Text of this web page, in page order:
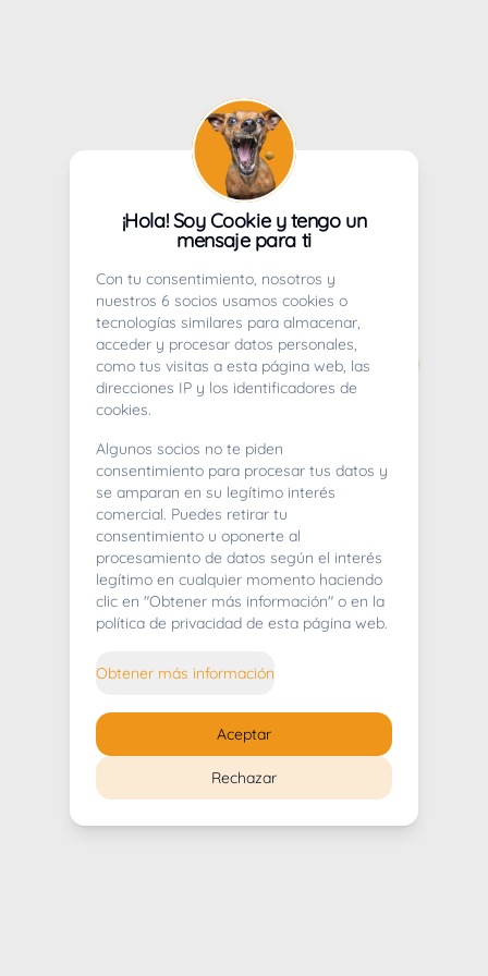
404
Whoops! Lo sentimos mucho.
¡Hola! Soy Cookie y tengo un
mensaje para ti
Con tu consentimiento, nosotros y
nuestros 6 socios usamos cookies o
tecnologías similares para almacenar,
acceder y procesar datos personales,
como tus visitas a esta página web, las
direcciones IP y los identificadores de
cookies.
Algunos socios no te piden
consentimiento para procesar tus datos y
se amparan en su legítimo interés
comercial. Puedes retirar tu
consentimiento u oponerte al
procesamiento de datos según el interés
legítimo en cualquier momento haciendo
clic en "Obtener más información" o en la
política de privacidad de esta página web.
Obtener más información
Rechazar
Aceptar